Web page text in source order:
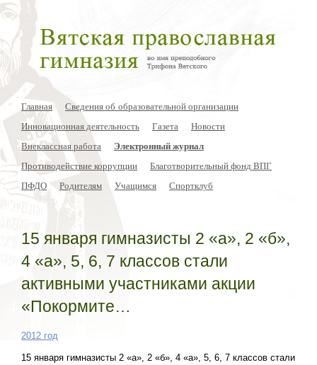
Главная
Сведения об образовательной организации
Инновационная деятельность
Газета
Новости
Внеклассная работа
Электронный журнал
Противодействие коррупции
Благотворительный фонд ВПГ
ПФДО
Родителям Учащимся Спортклуб
15 января гимназисты 2 «а», 2 «б»,
4 «а», 5, 6, 7 классов стали
активными участниками акции
«Покормите…
2012 год
15 января гимназисты 2 «а», 2 «б», 4 «а», 5, 6, 7 классов стали